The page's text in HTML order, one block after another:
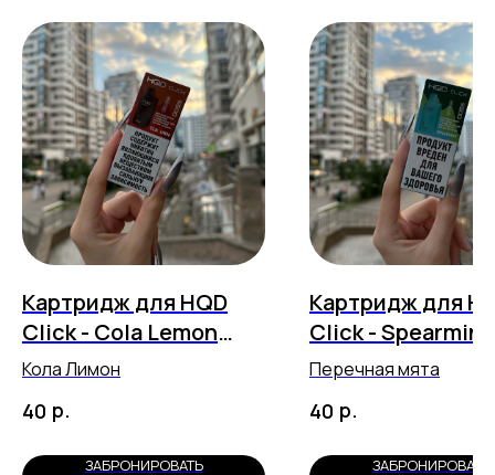
Картридж для HQD
Click - Cola Lemon
(5500 затяжек)
Кола Лимон
40 р.
ЗАБРОНИРОВАТЬ
Картридж для
Click - Spearmint
(5500 затяжек)
Перечная мята
40 р.
ЗАБРОНИРОВАТЬ